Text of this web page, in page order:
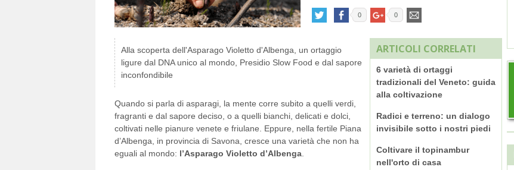
0 0
ARTICOLI CORRELATI
6 varietà di ortaggi
tradizionali del Veneto: guida
alla coltivazione
Radici e terreno: un dialogo
invisibile sotto i nostri piedi
Coltivare il topinambur
nell'orto di casa
Alla scoperta dell'Asparago Violetto d'Albenga, un ortaggio
ligure dal DNA unico al mondo, Presidio Slow Food e dal sapore
inconfondibile
Quando si parla di asparagi, la mente corre subito a quelli verdi,
fragranti e dal sapore deciso, o a quelli bianchi, delicati e dolci,
coltivati nelle pianure venete e friulane. Eppure, nella fertile Piana
d’Albenga, in provincia di Savona, cresce una varietà che non ha
eguali al mondo: l’Asparago Violetto d’Albenga